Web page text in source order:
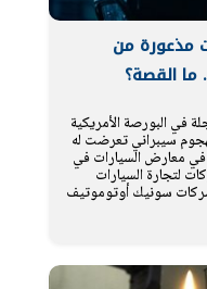
مذعورة من
القصة؟
في البورصة الأمريكية
لهجوم سيبراني تعرضت له
في معارض السيارات في
لتجارة السيارات
سونيك أوتوموتيف